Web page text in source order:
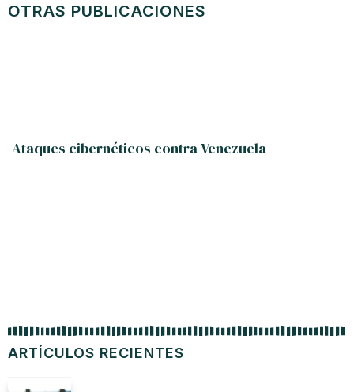
ARTÍCULOS RECIENTES
OTRAS PUBLICACIONES
Ataques cibernéticos contra Venezuela